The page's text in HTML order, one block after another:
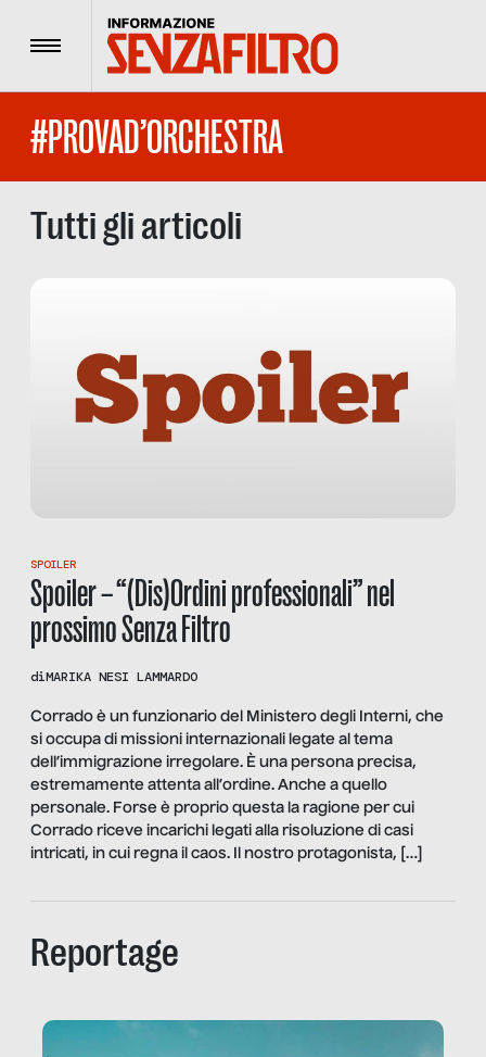
Menu
#PROVAD’ORCHESTRA
Tutti gli articoli
SPOILER
Spoiler – “(Dis)Ordini professionali” nel
prossimo Senza Filtro
diMARIKA NESI LAMMARDO
Corrado è un funzionario del Ministero degli Interni, che
si occupa di missioni internazionali legate al tema
dell’immigrazione irregolare. È una persona precisa,
estremamente attenta all’ordine. Anche a quello
personale. Forse è proprio questa la ragione per cui
Corrado riceve incarichi legati alla risoluzione di casi
intricati, in cui regna il caos. Il nostro protagonista, […]
Reportage